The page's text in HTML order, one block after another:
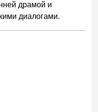
драмой и
диалогами.